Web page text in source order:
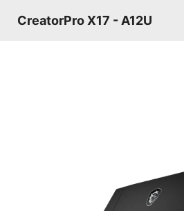
CreatorPro X17 - A12U